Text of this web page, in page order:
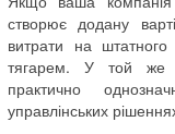
створює додану
витрати на
тягарем. У той же
практично
управлінських